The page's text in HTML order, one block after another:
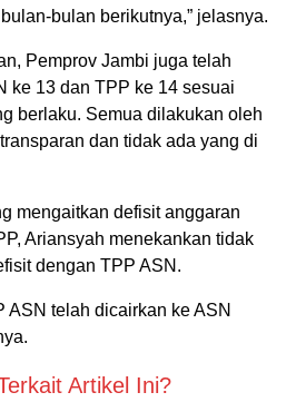
bulan berikutnya,” jelasnya.
Pemprov Jambi juga telah
ke 13 dan TPP ke 14 sesuai
berlaku. Semua dilakukan oleh
dan tidak ada yang di
mengaitkan defisit anggaran
Ariansyah menekankan tidak
dengan TPP ASN.
ASN telah dicairkan ke ASN
Artikel Ini?